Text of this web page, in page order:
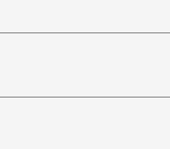
Reizungen. Eine